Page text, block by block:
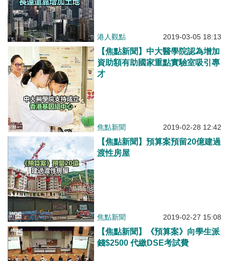
港人觀點 2019-03-05 18:13
【焦點新聞】中大醫學院認為增加
資助額有助國家重點實驗室吸引專
才
焦點新聞 2019-02-28 12:42
【焦點新聞】預算案預留20億建過
渡性房屋
焦點新聞 2019-02-27 15:08
【焦點新聞】《預算案》向學生派
錢$2500 代繳DSE考試費